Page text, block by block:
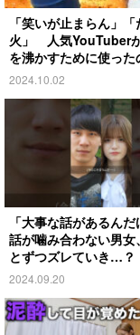
「笑いが止まらん」
火」 人気YouTuber
を沸かすために使っ
2024.10.02
「大事な話があるん
話が噛み合わない男女
とずつズレていき…？
2024.09.20